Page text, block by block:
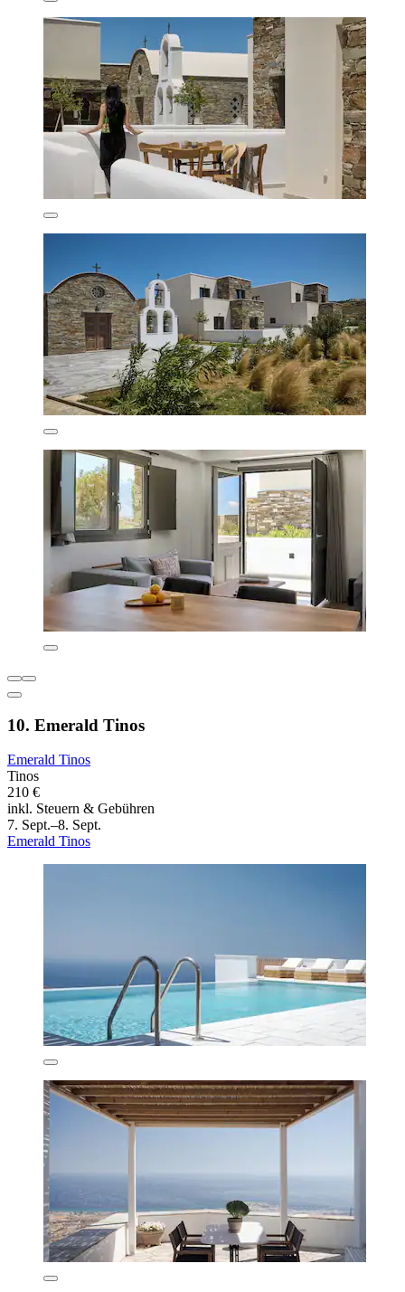
10. Emerald Tinos
Emerald Tinos
Tinos
210 €
inkl. Steuern & Gebühren
7. Sept.–8. Sept.
Emerald Tinos